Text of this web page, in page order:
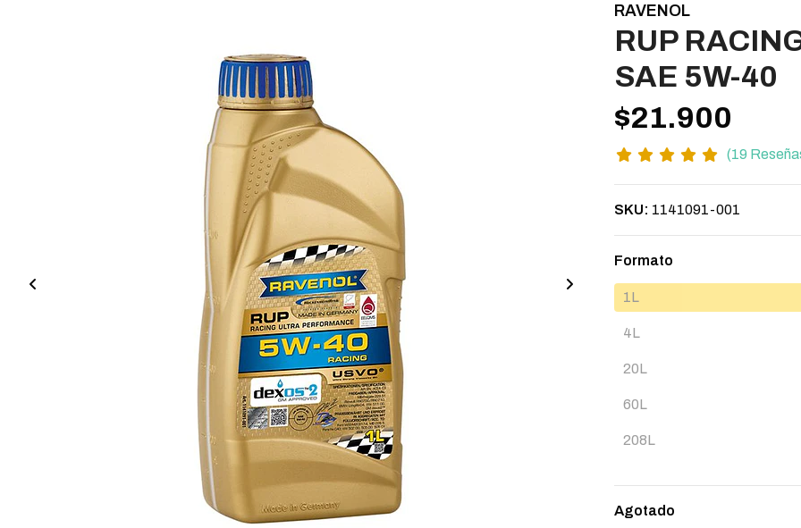
RAVENOL
RUP
SAE 5W-40
$21.900
(19
SKU: 1141091-001
Formato
1L
4L
20L
60L
208L
Agotado